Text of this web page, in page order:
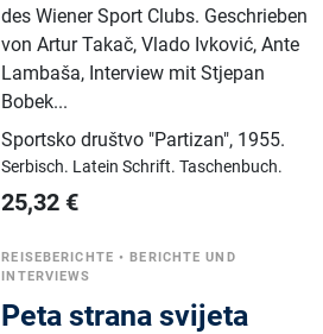
des Wiener Sport Clubs. Geschrieben
von Artur Takač, Vlado Ivković, Ante
Lambaša, Interview mit Stjepan
Bobek...
Sportsko društvo "Partizan", 1955.
Serbisch. Latein Schrift.Taschenbuch.
25,32 €
REISEBERICHTE •BERICHTE UND
INTERVIEWS
Peta strana svijeta